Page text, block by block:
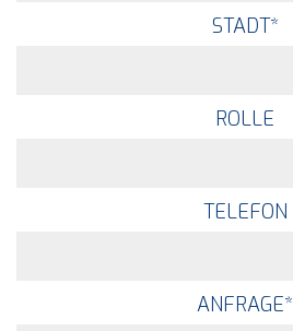
STADT*
ROLLE
TELEFON
ANFRAGE*